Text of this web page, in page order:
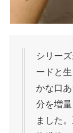
シリー
ードと
かな口
分を増
ました